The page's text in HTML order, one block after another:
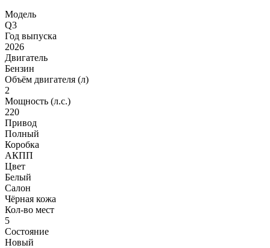
Модель
Q3
Год выпуска
2026
Двигатель
Бензин
Объём двигателя (л)
2
Мощность (л.с.)
220
Привод
Полный
Коробка
АКПП
Цвет
Белый
Салон
Чёрная кожа
Кол-во мест
5
Состояние
Новый